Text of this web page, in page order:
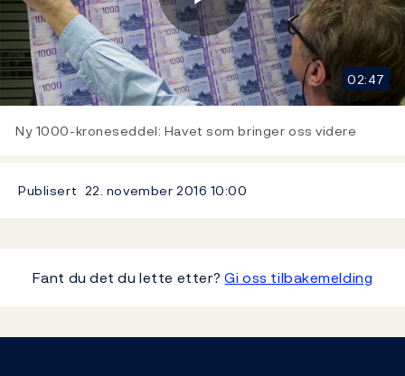
Play
Video
02:47
Ny 1000-kroneseddel: Havet som bringer oss videre
Publisert 22. november 2016 10:00
Fant du det du lette etter?Gi oss tilbakemelding